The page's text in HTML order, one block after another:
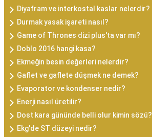
Diyafram ve interkostal kaslar nelerdir?
Durmak yasak işareti nasıl?
Game of Thrones dizi plus'ta var mı?
Doblo 2016 hangi kasa?
Ekmeğin besin değerleri nelerdir?
Gaflet ve gaflete düşmek ne demek?
Evaporator ve kondenser nedir?
Enerji nasıl üretilir?
Dost kara gününde belli olur kimin sözü?
Ekg'de ST düzeyi nedir?